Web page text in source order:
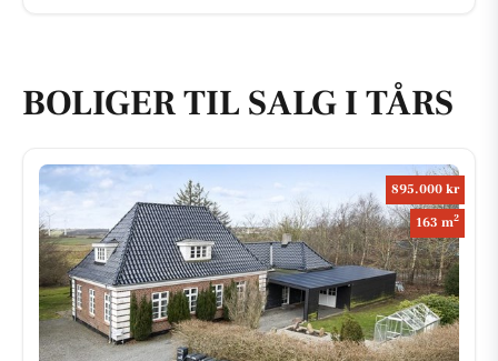
BOLIGER TIL SALG I TÅRS
895.000 kr
163 m2